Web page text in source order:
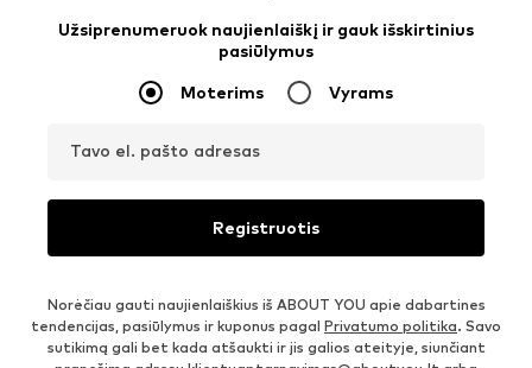
Užsiprenumeruok naujienlaiškį ir gauk išskirtinius
pasiūlymus
Moterims Vyrams
Tavo el. pašto adresas
Registruotis
Norėčiau gauti naujienlaiškius iš ABOUT YOU apie dabartines
tendencijas, pasiūlymus ir kuponus pagal Privatumo politika. Savo
sutikimą gali bet kada atšaukti ir jis galios ateityje, siunčiant